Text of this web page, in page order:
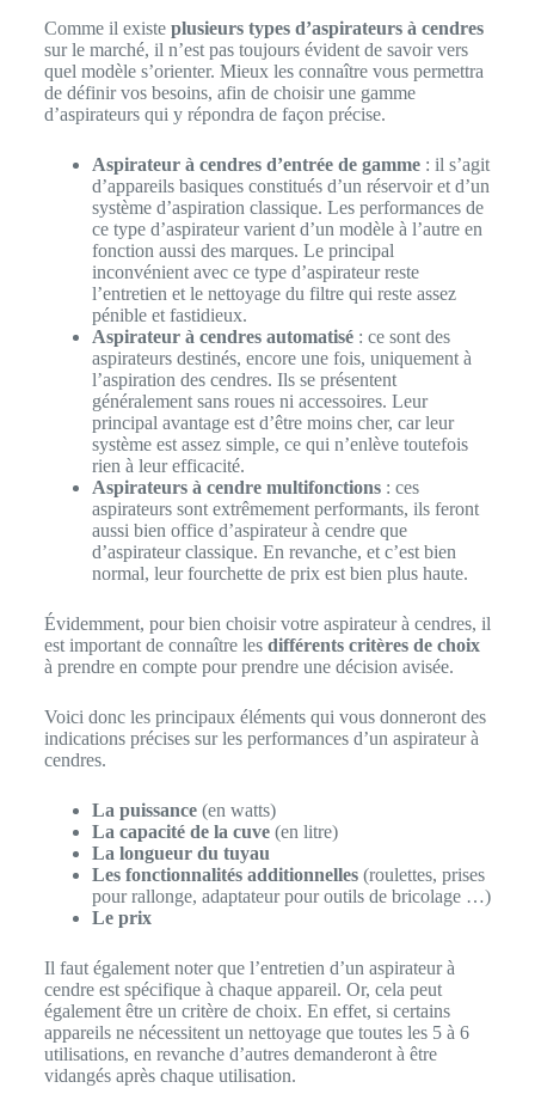
Comme il existe plusieurs types d’aspirateurs à cendres
sur le marché, il n’est pas toujours évident de savoir vers
quel modèle s’orienter. Mieux les connaître vous permettra
de définir vos besoins, afin de choisir une gamme
d’aspirateurs qui y répondra de façon précise.
Aspirateur à cendres d’entrée de gamme: il s’agit
d’appareils basiques constitués d’un réservoir et d’un
système d’aspiration classique. Les performances de
ce type d’aspirateur varient d’un modèle à l’autre en
fonction aussi des marques. Le principal
inconvénient avec ce type d’aspirateur reste
l’entretien et le nettoyage du filtre qui reste assez
pénible et fastidieux.
Aspirateur à cendres automatisé: ce sont des
aspirateurs destinés, encore une fois, uniquement à
l’aspiration des cendres. Ils se présentent
généralement sans roues ni accessoires. Leur
principal avantage est d’être moins cher, car leur
système est assez simple, ce qui n’enlève toutefois
rien à leur efficacité.
Aspirateurs à cendre multifonctions: ces
aspirateurs sont extrêmement performants, ils feront
aussi bien office d’aspirateur à cendre que
d’aspirateur classique. En revanche, et c’est bien
normal, leur fourchette de prix est bien plus haute.
Évidemment, pour bien choisir votre aspirateur à cendres, il
est important de connaître les différents critères de choix
à prendre en compte pour prendre une décision avisée.
Voici donc les principaux éléments qui vous donneront des
indications précises sur les performances d’un aspirateur à
cendres.
La puissance(en watts)
La capacité de la cuve(en litre)
La longueur du tuyau
Les fonctionnalités additionnelles(roulettes, prises
pour rallonge, adaptateur pour outils de bricolage …)
Le prix
Il faut également noter que l’entretien d’un aspirateur à
cendre est spécifique à chaque appareil. Or, cela peut
également être un critère de choix. En effet, si certains
appareils ne nécessitent un nettoyage que toutes les 5 à 6
utilisations, en revanche d’autres demanderont à être
vidangés après chaque utilisation.